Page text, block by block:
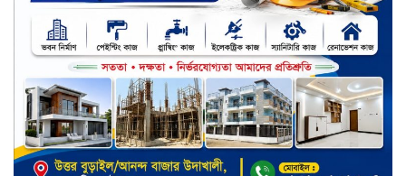
দেশজুড়ে কেনাকাটায় সেরা অফার, ব্র্যান্ড
রাশ আওয়ার এবং এক্সক্লুসিভ পেমেন্ট
ডিসকাউন্ট নিয়ে এলো দারাজ ৮.৮ গ্রেট
৮ সেল
টাঙ্গাইল জেলা পরিষদের ২৩লাখ টাকার
অনুদান বিতরণ